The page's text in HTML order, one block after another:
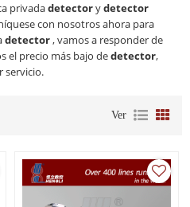
privadadetectorydetector
con nosotros ahora para
detector, vamos a responder de
el precio más bajo dedetector,
servicio.
Ver